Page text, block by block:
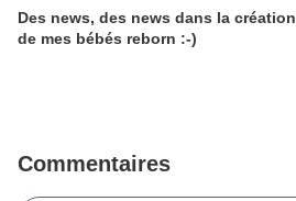
Des news, des news dans la création
de mes bébés reborn :-)
Commentaires